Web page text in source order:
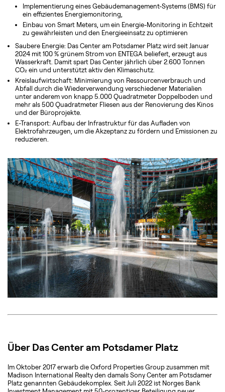
Implementierung eines Gebäudemanagement-Systems (BMS) für
ein effizientes Energiemonitoring,
Einbau von Smart Meters, um ein Energie-Monitoring in Echtzeit
zu gewährleisten und den Energieeinsatz zu optimieren
Saubere Energie: Das Center am Potsdamer Platz wird seit Januar
2024 mit 100 % grünem Strom von ENTEGA beliefert, erzeugt aus
Wasserkraft. Damit spart Das Center jährlich über 2.600 Tonnen
CO₂ ein und unterstützt aktiv den Klimaschutz.
Kreislaufwirtschaft: Minimierung von Ressourcenverbrauch und
Abfall durch die Wiederverwendung verschiedener Materialien
unter anderem von knapp 5.000 Quadratmeter Doppelboden und
mehr als 500 Quadratmeter Fliesen aus der Renovierung des Kinos
und der Büroprojekte.
E-Transport: Aufbau der Infrastruktur für das Aufladen von
Elektrofahrzeugen, um die Akzeptanz zu fördern und Emissionen zu
reduzieren.
Über Das Center am Potsdamer Platz
Im Oktober 2017 erwarb die Oxford Properties Group zusammen mit
Madison International Realty den damals Sony Center am Potsdamer
Platz genannten Gebäudekomplex. Seit Juli 2022 ist Norges Bank